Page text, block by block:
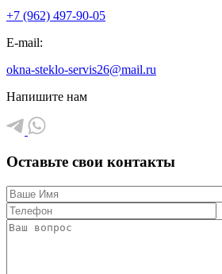
+7 (962) 497-90-05
E-mail:
okna-steklo-servis26@mail.ru
Напишите нам
Оставьте свои контакты